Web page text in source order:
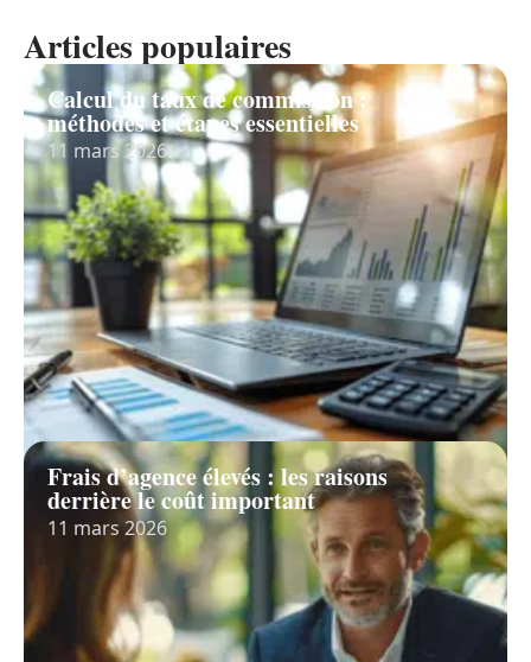
Articles populaires
Calcul du taux de commission :
méthodes et étapes essentielles
11 mars 2026
Frais d’agence élevés : les raisons
derrière le coût important
11 mars 2026